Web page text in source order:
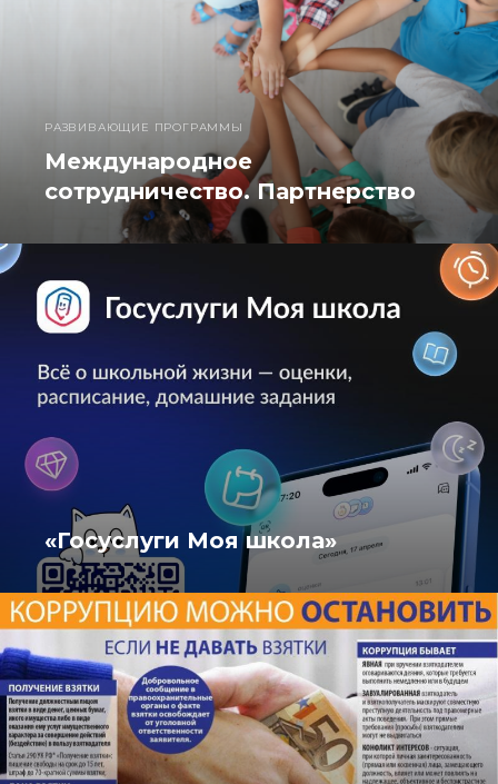
РАЗВИВАЮЩИЕ ПРОГРАММЫ
Международное
сотрудничество. Партнерство
«Госуслуги Моя школа»